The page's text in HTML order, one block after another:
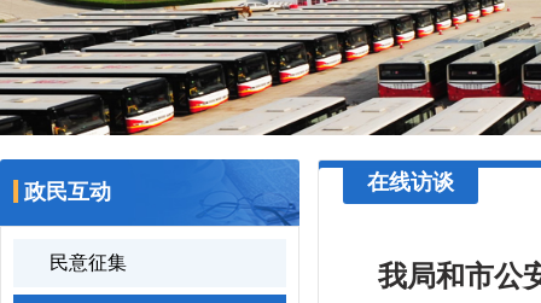
政民互动
民意征集
在线访谈
我局和市公